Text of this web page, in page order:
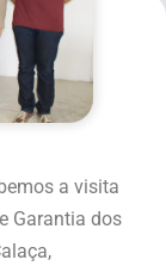
a visita
Garantia dos